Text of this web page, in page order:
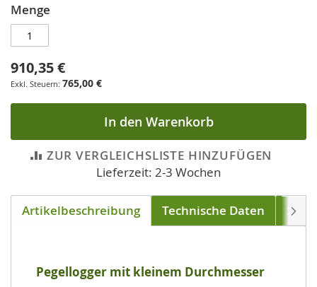
Menge
910,35 €
765,00 €
In den Warenkorb
ZUR VERGLEICHSLISTE HINZUFÜGEN
Lieferzeit: 2-3 Wochen
Artikelbeschreibung Technische Daten
Pegellogger mit kleinem Durchmesser